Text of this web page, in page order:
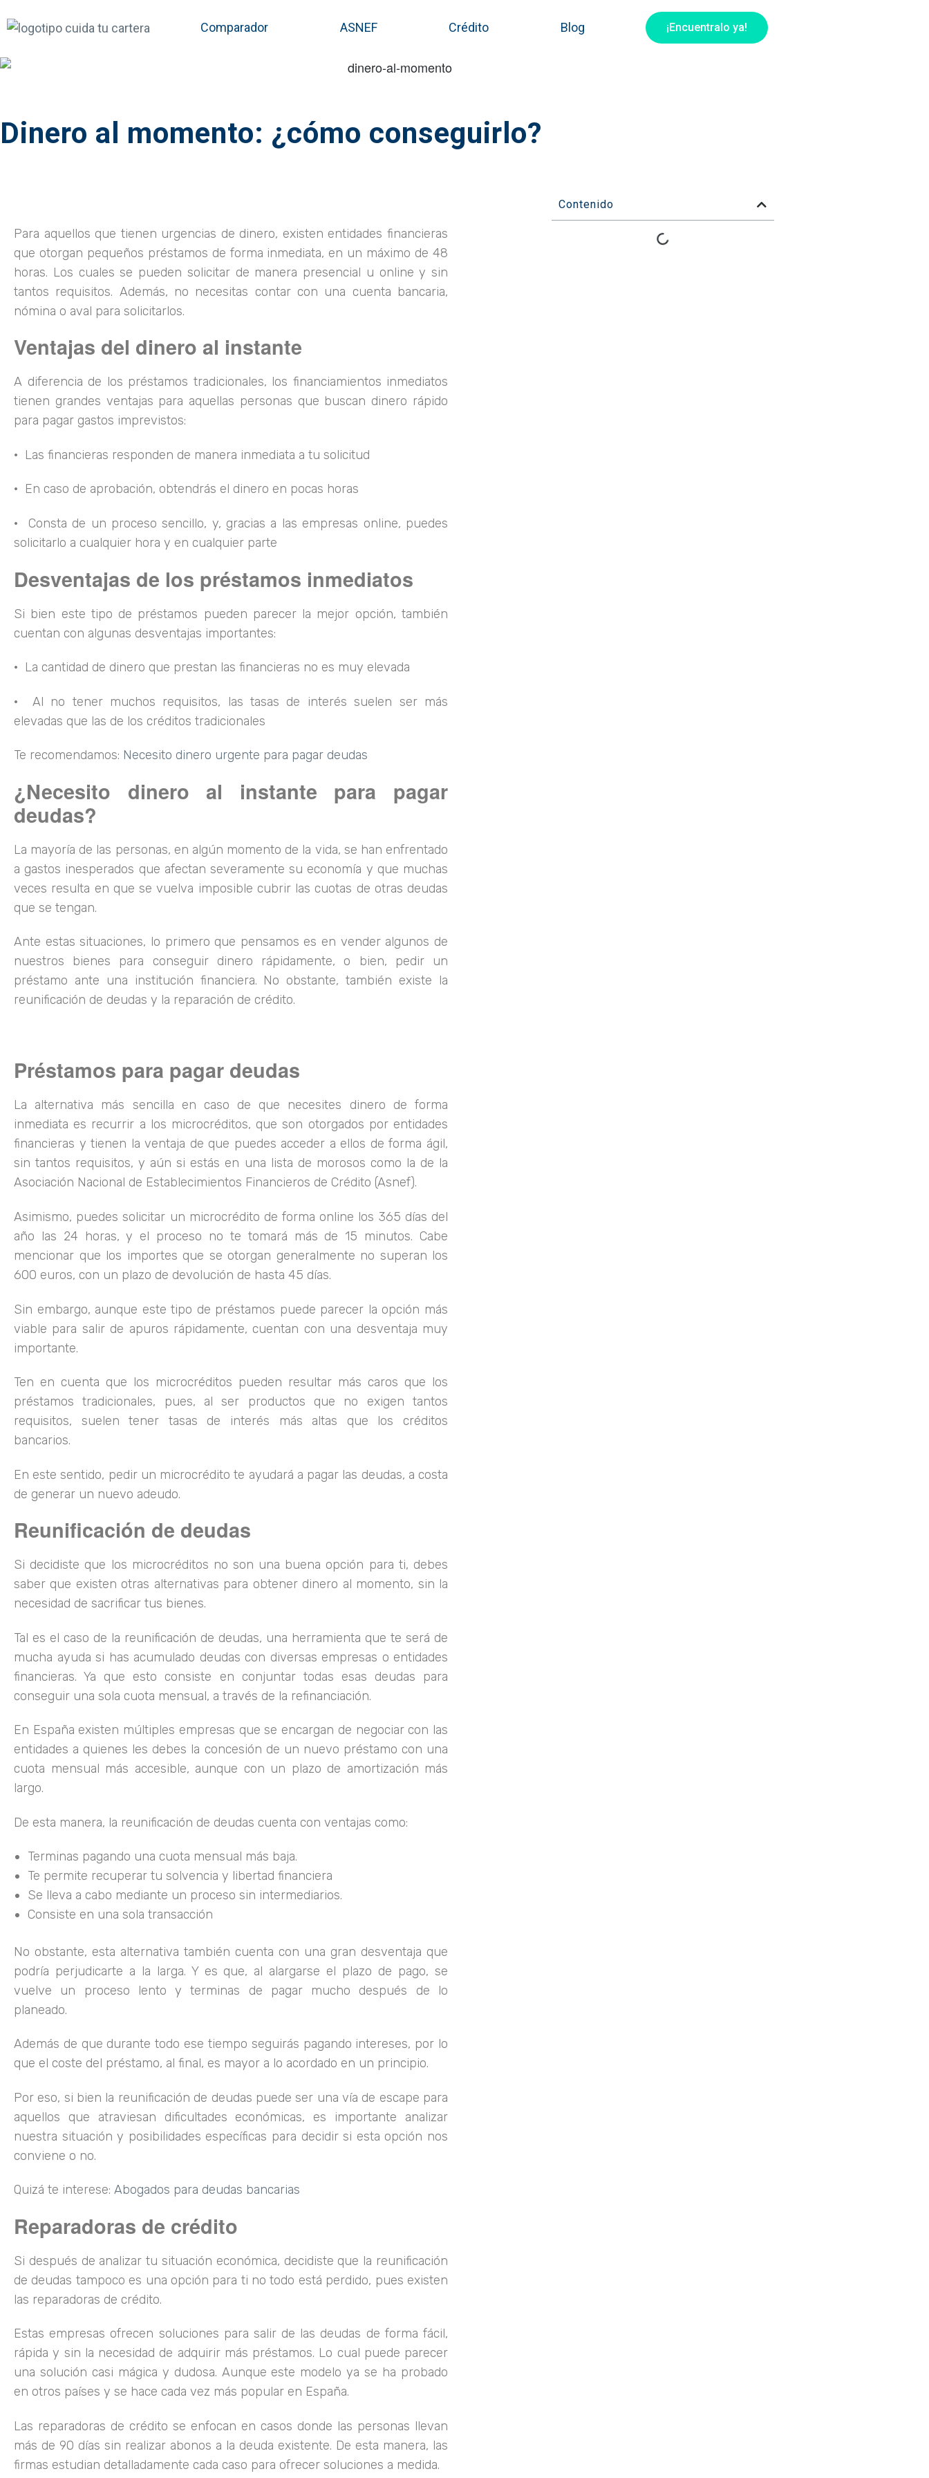
Comparador ASNEF Crédito Blog ¡Encuentralo ya!
Dinero al momento: ¿cómo conseguirlo?
Para aquellos que tienen urgencias de dinero, existen entidades financieras
que otorgan pequeños préstamos de forma inmediata, en un máximo de 48
horas. Los cuales se pueden solicitar de manera presencial u online y sin
tantos requisitos. Además, no necesitas contar con una cuenta bancaria,
nómina o aval para solicitarlos.
Ventajas del dinero al instante
A diferencia de los préstamos tradicionales, los financiamientos inmediatos
tienen grandes ventajas para aquellas personas que buscan dinero rápido
para pagar gastos imprevistos:
· Las financieras responden de manera inmediata a tu solicitud
· En caso de aprobación, obtendrás el dinero en pocas horas
· Consta de un proceso sencillo, y, gracias a las empresas online, puedes
solicitarlo a cualquier hora y en cualquier parte
Desventajas de los préstamos inmediatos
Si bien este tipo de préstamos pueden parecer la mejor opción, también
cuentan con algunas desventajas importantes:
· La cantidad de dinero que prestan las financieras no es muy elevada
· Al no tener muchos requisitos, las tasas de interés suelen ser más
elevadas que las de los créditos tradicionales
Te recomendamos: Necesito dinero urgente para pagar deudas
¿Necesito dinero al instante para pagar
deudas?
La mayoría de las personas, en algún momento de la vida, se han enfrentado
a gastos inesperados que afectan severamente su economía y que muchas
veces resulta en que se vuelva imposible cubrir las cuotas de otras deudas
que se tengan.
Ante estas situaciones, lo primero que pensamos es en vender algunos de
nuestros bienes para conseguir dinero rápidamente, o bien, pedir un
préstamo ante una institución financiera. No obstante, también existe la
reunificación de deudas y la reparación de crédito.
Préstamos para pagar deudas
La alternativa más sencilla en caso de que necesites dinero de forma
inmediata es recurrir a los microcréditos, que son otorgados por entidades
financieras y tienen la ventaja de que puedes acceder a ellos de forma ágil,
sin tantos requisitos, y aún si estás en una lista de morosos como la de la
Asociación Nacional de Establecimientos Financieros de Crédito (Asnef).
Asimismo, puedes solicitar un microcrédito de forma online los 365 días del
año las 24 horas, y el proceso no te tomará más de 15 minutos. Cabe
mencionar que los importes que se otorgan generalmente no superan los
600 euros, con un plazo de devolución de hasta 45 días.
Sin embargo, aunque este tipo de préstamos puede parecer la opción más
viable para salir de apuros rápidamente, cuentan con una desventaja muy
importante.
Ten en cuenta que los microcréditos pueden resultar más caros que los
préstamos tradicionales, pues, al ser productos que no exigen tantos
requisitos, suelen tener tasas de interés más altas que los créditos
bancarios.
En este sentido, pedir un microcrédito te ayudará a pagar las deudas, a costa
de generar un nuevo adeudo.
Reunificación de deudas
Si decidiste que los microcréditos no son una buena opción para ti, debes
saber que existen otras alternativas para obtener dinero al momento, sin la
necesidad de sacrificar tus bienes.
Tal es el caso de la reunificación de deudas, una herramienta que te será de
mucha ayuda si has acumulado deudas con diversas empresas o entidades
financieras. Ya que esto consiste en conjuntar todas esas deudas para
conseguir una sola cuota mensual, a través de la refinanciación.
En España existen múltiples empresas que se encargan de negociar con las
entidades a quienes les debes la concesión de un nuevo préstamo con una
cuota mensual más accesible, aunque con un plazo de amortización más
largo.
De esta manera, la reunificación de deudas cuenta con ventajas como:
Terminas pagando una cuota mensual más baja.
Te permite recuperar tu solvencia y libertad financiera
Se lleva a cabo mediante un proceso sin intermediarios.
Consiste en una sola transacción
No obstante, esta alternativa también cuenta con una gran desventaja que
podría perjudicarte a la larga. Y es que, al alargarse el plazo de pago, se
vuelve un proceso lento y terminas de pagar mucho después de lo
planeado.
Además de que durante todo ese tiempo seguirás pagando intereses, por lo
que el coste del préstamo, al final, es mayor a lo acordado en un principio.
Por eso, si bien la reunificación de deudas puede ser una vía de escape para
aquellos que atraviesan dificultades económicas, es importante analizar
nuestra situación y posibilidades específicas para decidir si esta opción nos
conviene o no.
Quizá te interese: Abogados para deudas bancarias
Reparadoras de crédito
Si después de analizar tu situación económica, decidiste que la reunificación
de deudas tampoco es una opción para ti no todo está perdido, pues existen
las reparadoras de crédito.
Estas empresas ofrecen soluciones para salir de las deudas de forma fácil,
rápida y sin la necesidad de adquirir más préstamos. Lo cual puede parecer
una solución casi mágica y dudosa. Aunque este modelo ya se ha probado
en otros países y se hace cada vez más popular en España.
Las reparadoras de crédito se enfocan en casos donde las personas llevan
más de 90 días sin realizar abonos a la deuda existente. De esta manera, las
firmas estudian detalladamente cada caso para ofrecer soluciones a medida.
Contenido